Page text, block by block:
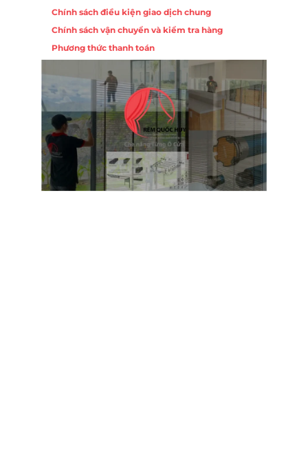
Chính sách điều kiện giao dịch chung
Chính sách vận chuyển và kiểm tra hàng
Phương thức thanh toán